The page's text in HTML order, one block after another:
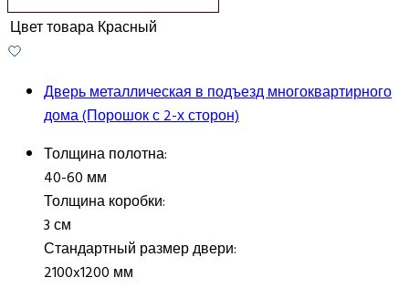
Цвет товараКрасный
Дверь металлическая в подъезд многоквартирного
дома (Порошок с 2-х сторон)
Толщина полотна:
40-60 мм
Толщина коробки:
3 см
Стандартный размер двери:
2100x1200 мм